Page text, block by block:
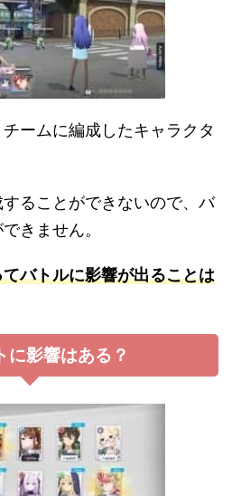
ームに編成したキャラクタ
ることができないので、バ
きません。
バトルに影響が出ることは
に影響はある？